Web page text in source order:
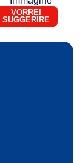
VORREI
SUGGERIRE